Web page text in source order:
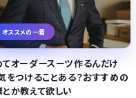
オススメの一着
オーダースーツ作るんだけ
をつけることある？おすすめの
か教えて欲しい